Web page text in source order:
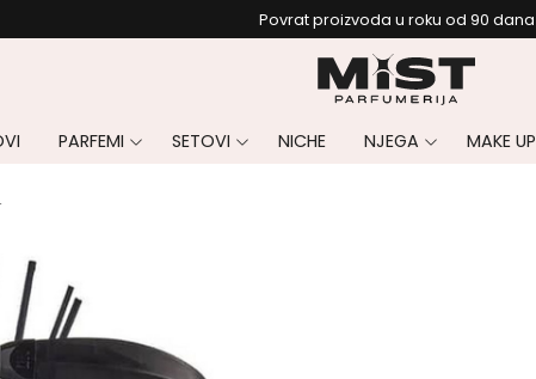
Povrat proizvoda u roku od 90 dana
PARFEMI SETOVI NICHE NJEGA MAKE UP